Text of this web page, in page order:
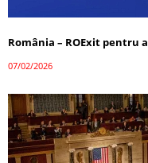
România – ROExit pentru
07/02/2026